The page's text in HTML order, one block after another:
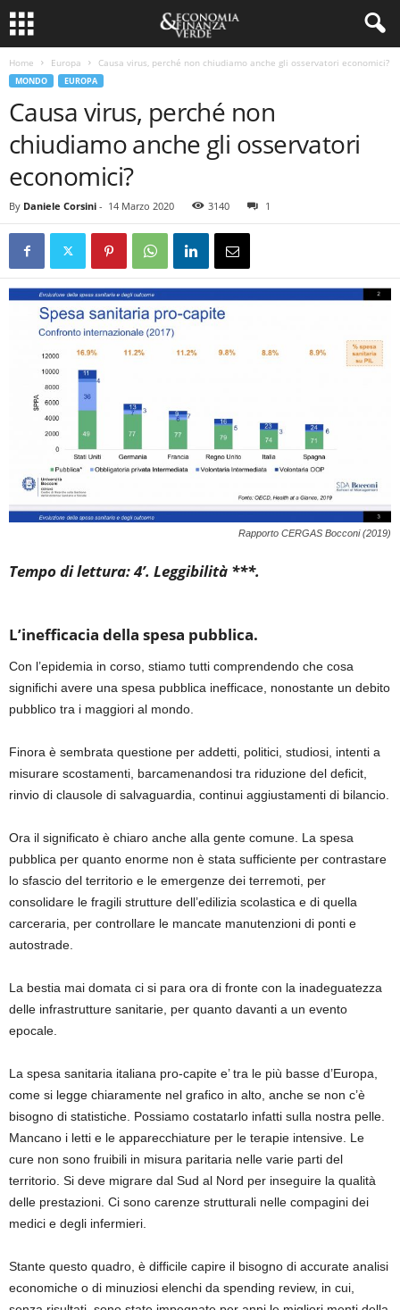
Home Europa Causa virus, perché non chiudiamo anche gli osservatori economici?
MONDO EUROPA
Causa virus, perché non
chiudiamo anche gli osservatori
economici?
By Daniele Corsini - 14 Marzo 2020 3140 1
Rapporto CERGAS Bocconi (2019)
Tempo di lettura: 4’. Leggibilità ***.
L’inefficacia della spesa pubblica.
Con l’epidemia in corso, stiamo tutti comprendendo che cosa
significhi avere una spesa pubblica inefficace, nonostante un debito
pubblico tra i maggiori al mondo.
Finora è sembrata questione per addetti, politici, studiosi, intenti a
misurare scostamenti, barcamenandosi tra riduzione del deficit,
rinvio di clausole di salvaguardia, continui aggiustamenti di bilancio.
Ora il significato è chiaro anche alla gente comune. La spesa
pubblica per quanto enorme non è stata sufficiente per contrastare
lo sfascio del territorio e le emergenze dei terremoti, per
consolidare le fragili strutture dell’edilizia scolastica e di quella
carceraria, per controllare le mancate manutenzioni di ponti e
autostrade.
La bestia mai domata ci si para ora di fronte con la inadeguatezza
delle infrastrutture sanitarie, per quanto davanti a un evento
epocale.
La spesa sanitaria italiana pro-capite e’ tra le più basse d’Europa,
come si legge chiaramente nel grafico in alto, anche se non c’è
bisogno di statistiche. Possiamo costatarlo infatti sulla nostra pelle.
Mancano i letti e le apparecchiature per le terapie intensive. Le
cure non sono fruibili in misura paritaria nelle varie parti del
territorio. Si deve migrare dal Sud al Nord per inseguire la qualità
delle prestazioni. Ci sono carenze strutturali nelle compagini dei
medici e degli infermieri.
Stante questo quadro, è difficile capire il bisogno di accurate analisi
economiche o di minuziosi elenchi da spending review, in cui,